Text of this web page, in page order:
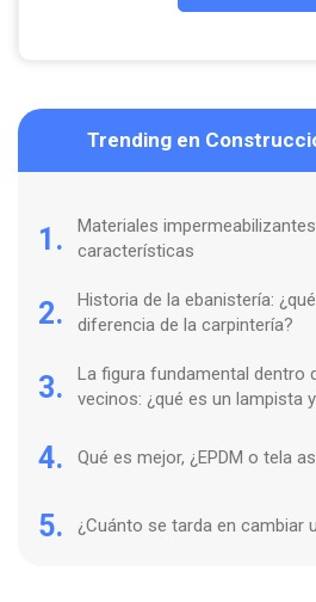
Trending en
1.
Materiales
características
2.
Historia de la ebanistería:
diferencia de la carpintería?
3.
La figura fundamental dentro
vecinos: ¿qué es un lampista
4. Qué es mejor, ¿EPDM o tela
5. ¿Cuánto se tarda en cambiar